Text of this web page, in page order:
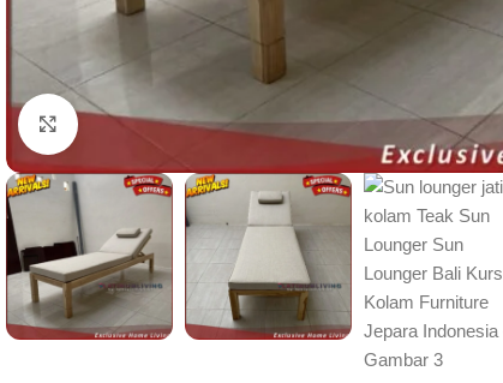
Click to enlarge